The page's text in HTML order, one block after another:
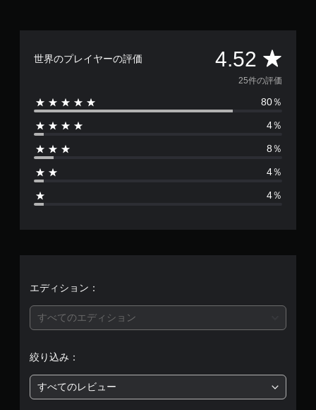
世界のプレイヤーの評価 4.52 評
価
数
は
5
5
段
25件の評価
80％
4％
8％
4％
4％
エディション：
すべてのエディション
絞り込み：
すべてのレビュー